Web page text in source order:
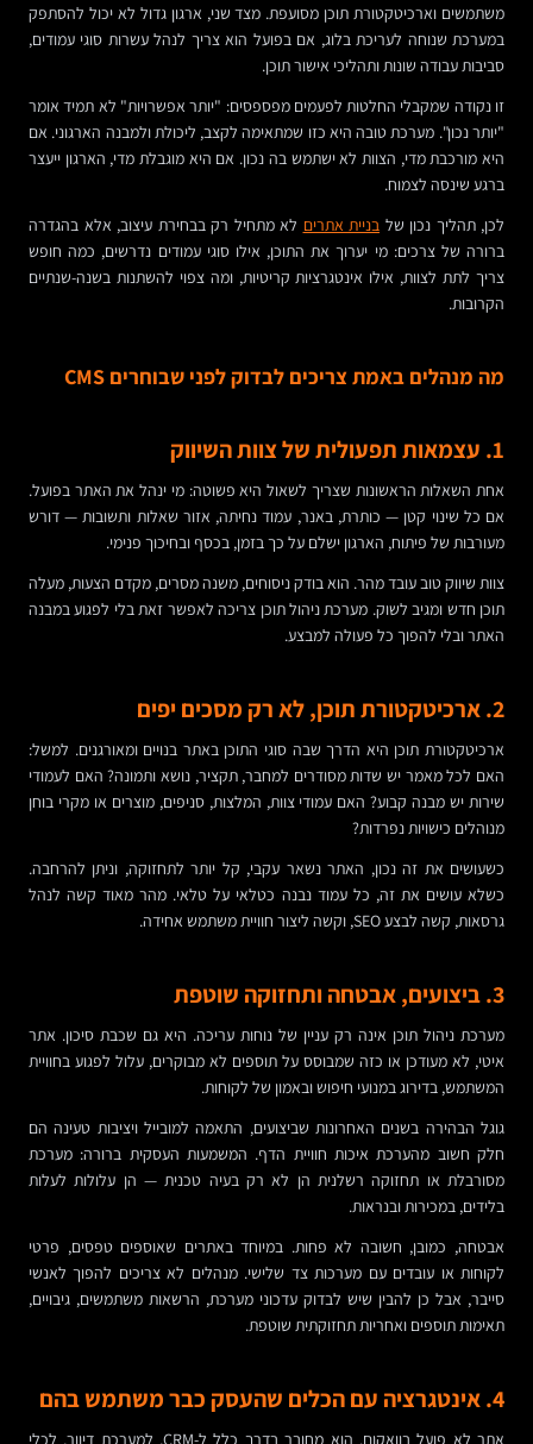
משתמשים וארכיטקטורת תוכן מסועפת. מצד שני, ארגון גדול לא יכול להסתפק
במערכת שנוחה לעריכת בלוג, אם בפועל הוא צריך לנהל עשרות סוגי עמודים,
סביבות עבודה שונות ותהליכי אישור תוכן.
זו נקודה שמקבלי החלטות לפעמים מפספסים: "יותר אפשרויות" לא תמיד אומר
"יותר נכון". מערכת טובה היא כזו שמתאימה לקצב, ליכולת ולמבנה הארגוני. אם
היא מורכבת מדי, הצוות לא ישתמש בה נכון. אם היא מוגבלת מדי, הארגון ייעצר
ברגע שינסה לצמוח.
לכן, תהליך נכון של בניית אתרים לא מתחיל רק בבחירת עיצוב, אלא בהגדרה
ברורה של צרכים: מי יערוך את התוכן, אילו סוגי עמודים נדרשים, כמה חופש
צריך לתת לצוות, אילו אינטגרציות קריטיות, ומה צפוי להשתנות בשנה-שנתיים
הקרובות.
מה מנהלים באמת צריכים לבדוק לפני שבוחרים CMS
1. עצמאות תפעולית של צוות השיווק
אחת השאלות הראשונות שצריך לשאול היא פשוטה: מי ינהל את האתר בפועל.
אם כל שינוי קטן — כותרת, באנר, עמוד נחיתה, אזור שאלות ותשובות — דורש
מעורבות של פיתוח, הארגון ישלם על כך בזמן, בכסף ובחיכוך פנימי.
צוות שיווק טוב עובד מהר. הוא בודק ניסוחים, משנה מסרים, מקדם הצעות, מעלה
תוכן חדש ומגיב לשוק. מערכת ניהול תוכן צריכה לאפשר זאת בלי לפגוע במבנה
האתר ובלי להפוך כל פעולה למבצע.
2. ארכיטקטורת תוכן, לא רק מסכים יפים
ארכיטקטורת תוכן היא הדרך שבה סוגי התוכן באתר בנויים ומאורגנים. למשל:
האם לכל מאמר יש שדות מסודרים למחבר, תקציר, נושא ותמונה? האם לעמודי
שירות יש מבנה קבוע? האם עמודי צוות, המלצות, סניפים, מוצרים או מקרי בוחן
מנוהלים כישויות נפרדות?
כשעושים את זה נכון, האתר נשאר עקבי, קל יותר לתחזוקה, וניתן להרחבה.
כשלא עושים את זה, כל עמוד נבנה כטלאי על טלאי. מהר מאוד קשה לנהל
גרסאות, קשה לבצע SEO, וקשה ליצור חוויית משתמש אחידה.
3. ביצועים, אבטחה ותחזוקה שוטפת
מערכת ניהול תוכן אינה רק עניין של נוחות עריכה. היא גם שכבת סיכון. אתר
איטי, לא מעודכן או כזה שמבוסס על תוספים לא מבוקרים, עלול לפגוע בחוויית
המשתמש, בדירוג במנועי חיפוש ובאמון של לקוחות.
גוגל הבהירה בשנים האחרונות שביצועים, התאמה למובייל ויציבות טעינה הם
חלק חשוב מהערכת איכות חוויית הדף. המשמעות העסקית ברורה: מערכת
מסורבלת או תחזוקה רשלנית הן לא רק בעיה טכנית — הן עלולות לעלות
בלידים, במכירות ובנראות.
אבטחה, כמובן, חשובה לא פחות. במיוחד באתרים שאוספים טפסים, פרטי
לקוחות או עובדים עם מערכות צד שלישי. מנהלים לא צריכים להפוך לאנשי
סייבר, אבל כן להבין שיש לבדוק עדכוני מערכת, הרשאות משתמשים, גיבויים,
תאימות תוספים ואחריות תחזוקתית שוטפת.
4. אינטגרציה עם הכלים שהעסק כבר משתמש בהם
אתר לא פועל בוואקום. הוא מחובר בדרך כלל ל-CRM, למערכת דיוור, לכלי